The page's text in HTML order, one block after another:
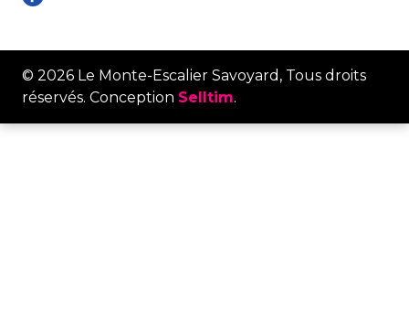
© 2026 Le Monte-Escalier Savoyard, Tous droits
réservés. Conception Selltim.